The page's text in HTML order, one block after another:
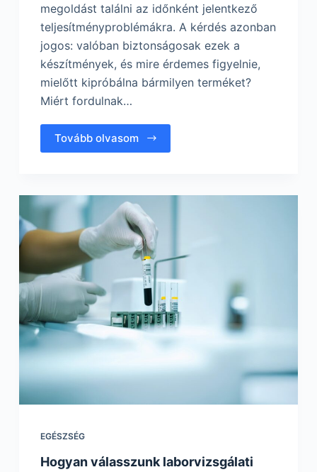
megoldást találni az időnként jelentkező
teljesítményproblémákra. A kérdés azonban
jogos: valóban biztonságosak ezek a
készítmények, és mire érdemes figyelnie,
mielőtt kipróbálna bármilyen terméket?
Miért fordulnak…
Tovább olvasom
EGÉSZSÉG
Hogyan válasszunk laborvizsgálati